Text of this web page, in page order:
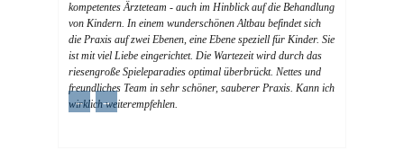
kompetentes Ärzteteam - auch im Hinblick auf die Behandlung
von Kindern. In einem wunderschönen Altbau befindet sich
die Praxis auf zwei Ebenen, eine Ebene speziell für Kinder. Sie
ist mit viel Liebe eingerichtet. Die Wartezeit wird durch das
riesengroße Spieleparadies optimal überbrückt. Nettes und
freundliches Team in sehr schöner, sauberer Praxis. Kann ich
wirklich weiterempfehlen.
← →